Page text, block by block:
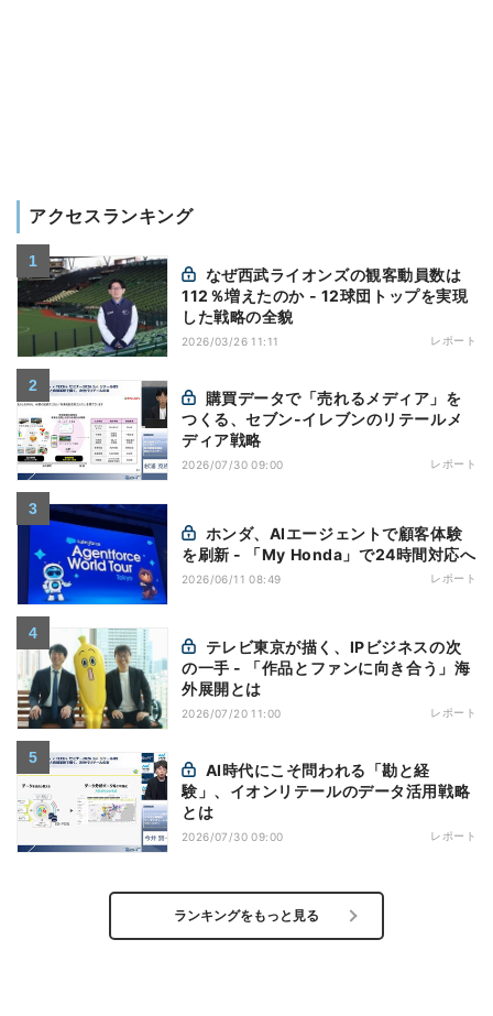
アクセスランキング
112％増えたのか - 12球団トップを実現
した戦略の全貌
2026/03/26 11:11 レポート
つくる、セブン-イレブンのリテールメ
ディア戦略
2026/07/30 09:00 レポート
を刷新 - 「My Honda」で24時間対応へ
2026/06/11 08:49 レポート
の一手 - 「作品とファンに向き合う」海
外展開とは
2026/07/20 11:00 レポート
験」、イオンリテールのデータ活用戦略
とは
2026/07/30 09:00 レポート
ランキングをもっと見る